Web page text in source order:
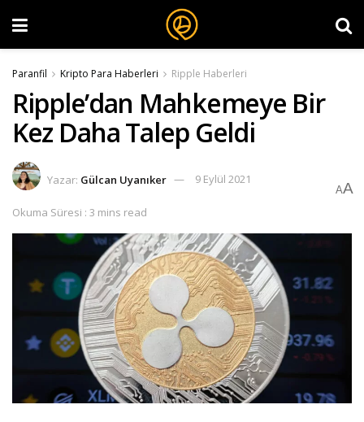
Paranfil Kripto Para Haberleri Ripple Haberleri
Ripple’dan Mahkemeye Bir
Kez Daha Talep Geldi
Yazar: Gülcan Uyanıker 9 Eylül 2021
Okuma Süresi : 3 mins read
AA